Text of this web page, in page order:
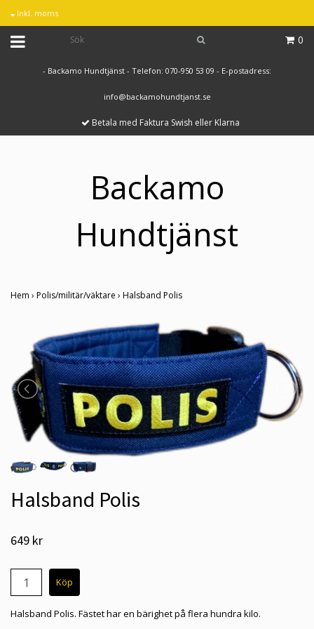
Inkl. moms
0
- Backamo Hundtjänst - Telefon: 070-950 53 09 - E-postadress:
info@backamohundtjanst.se
Betala med Faktura Swish eller Klarna
Backamo
Hundtjänst
Hem › Polis/militär/väktare › Halsband Polis
Halsband Polis
649 kr
Halsband Polis. Fästet har en bärighet på flera hundra kilo.